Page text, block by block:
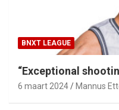
BNXT LEAGUE
“Exceptional
6 maart 2024 Mannus